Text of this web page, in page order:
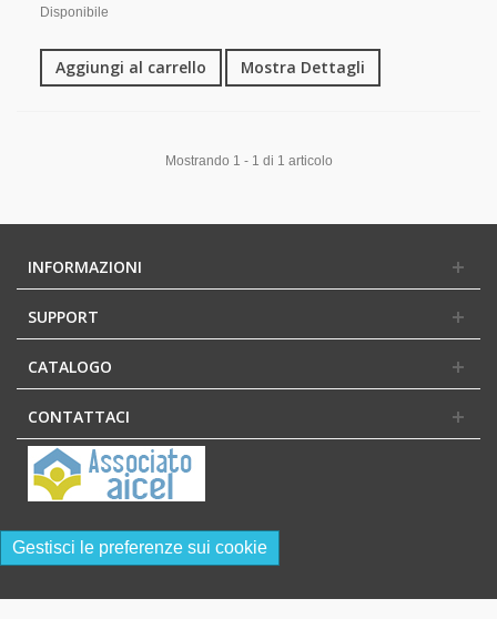
Disponibile
Aggiungi al carrello Mostra Dettagli
Mostrando 1 - 1 di 1 articolo
INFORMAZIONI
SUPPORT
CATALOGO
CONTATTACI
Gestisci le preferenze sui cookie